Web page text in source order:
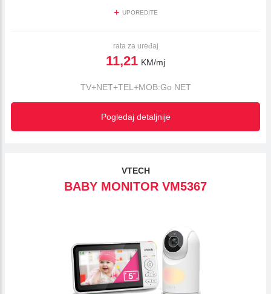
+ UPOREDITE
rata za uređaj
11,21 KM/mj
TV+NET+TEL+MOB:Go NET
Pogledaj detaljnije
VTECH
BABY MONITOR VM5367